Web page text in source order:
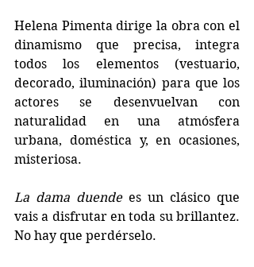
Helena Pimenta dirige la obra con el
dinamismo que precisa, integra
todos los elementos (vestuario,
decorado, iluminación) para que los
actores se desenvuelvan con
naturalidad en una atmósfera
urbana, doméstica y, en ocasiones,
misteriosa.
La dama duende es un clásico que
vais a disfrutar en toda su brillantez.
No hay que perdérselo.